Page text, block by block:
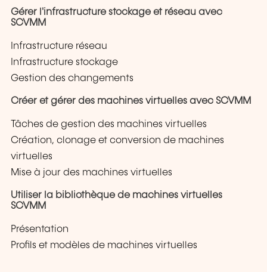
Gérer l'infrastructure stockage et réseau avec
SCVMM
Infrastructure réseau
Infrastructure stockage
Gestion des changements
Créer et gérer des machines virtuelles avec SCVMM
Tâches de gestion des machines virtuelles
Création, clonage et conversion de machines
virtuelles
Mise à jour des machines virtuelles
Utiliser la bibliothèque de machines virtuelles
SCVMM
Présentation
Profils et modèles de machines virtuelles